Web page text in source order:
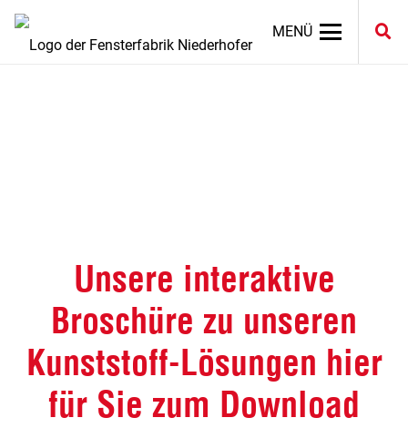
MENÜ
Unsere interaktive
Broschüre zu unseren
Kunststoff-Lösungen hier
für Sie zum Download